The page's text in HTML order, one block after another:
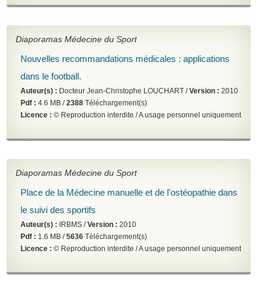
Diaporamas Médecine du Sport
Nouvelles recommandations médicales : applications
dans le football.
Auteur(s) : Docteur Jean-Christophe LOUCHART /Version : 2010
Pdf : 4.6 MB /2388 Téléchargement(s)
Licence : © Reproduction interdite / A usage personnel uniquement
Diaporamas Médecine du Sport
Place de la Médecine manuelle et de l'ostéopathie dans
le suivi des sportifs
Auteur(s) : IRBMS /Version : 2010
Pdf : 1.6 MB /5636 Téléchargement(s)
Licence : © Reproduction interdite / A usage personnel uniquement